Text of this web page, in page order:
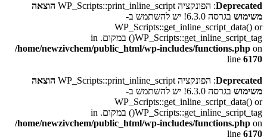
Deprecated: הפונקציה WP_Scripts::print_inline_script
הוצאה
משימוש
בגרסה 6.3.0! יש להשתמש ב-
WP_Scripts::get_inline_script_data() or
WP_Scripts::get_inline_script_tag() במקום. in
/home/newzivchem/public_html/wp-includes/functions.php on
line 6170
Deprecated: הפונקציה WP_Scripts::print_inline_script
הוצאה
משימוש
בגרסה 6.3.0! יש להשתמש ב-
WP_Scripts::get_inline_script_data() or
WP_Scripts::get_inline_script_tag() במקום. in
/home/newzivchem/public_html/wp-includes/functions.php on
line 6170